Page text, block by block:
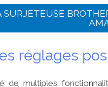
SURJETEUSE
réglages
de multiples